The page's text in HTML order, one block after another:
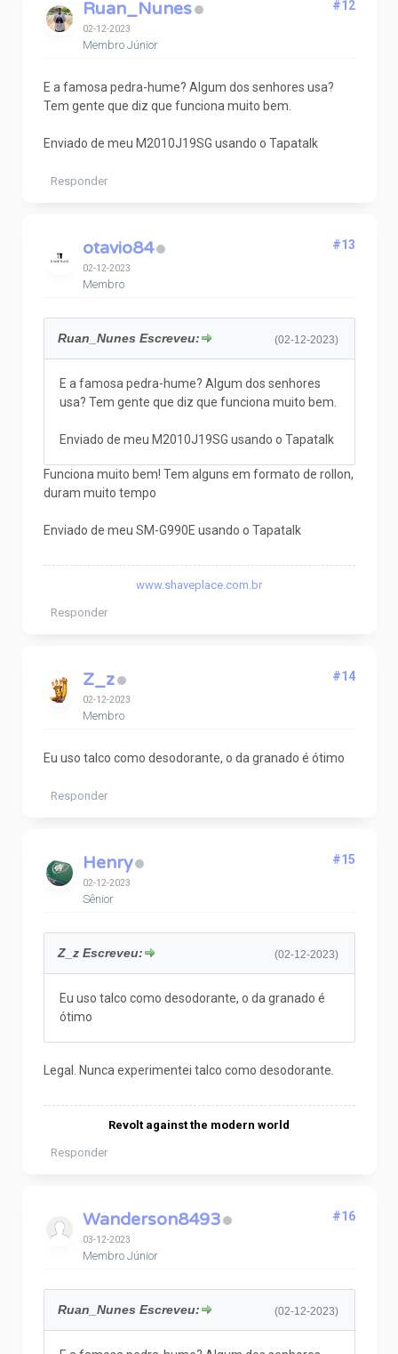
Ruan_Nunes
02-12-2023
Membro Júnior
#12
E a famosa pedra-hume? Algum dos senhores usa?
Tem gente que diz que funciona muito bem.
Enviado de meu M2010J19SG usando o Tapatalk
Responder
otavio84
02-12-2023
Membro
#13
(02-12-2023)
Ruan_Nunes Escreveu:
E a famosa pedra-hume? Algum dos senhores
usa? Tem gente que diz que funciona muito bem.
Enviado de meu M2010J19SG usando o Tapatalk
Funciona muito bem! Tem alguns em formato de rollon,
duram muito tempo
Enviado de meu SM-G990E usando o Tapatalk
www.shaveplace.com.br
Responder
Z_z
02-12-2023
Membro
#14
Eu uso talco como desodorante, o da granado é ótimo
Responder
Henry
02-12-2023
Sênior
#15
(02-12-2023)
Z_z Escreveu:
Eu uso talco como desodorante, o da granado é
ótimo
Legal. Nunca experimentei talco como desodorante.
Revolt against the modern world
Responder
Wanderson8493
03-12-2023
Membro Júnior
#16
(02-12-2023)
Ruan_Nunes Escreveu: